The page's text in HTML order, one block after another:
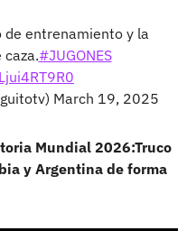
de entrenamiento y la
caza.#JUGONES
March 19, 2025
Mundial 2026:Truco
y Argentina de forma